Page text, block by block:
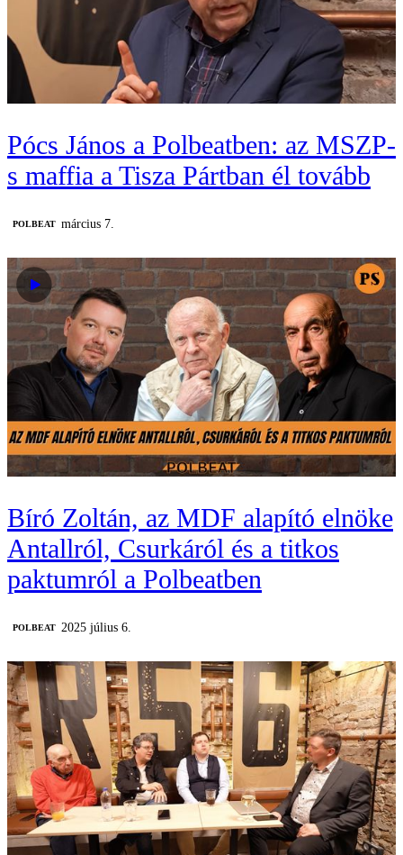
Pócs János a Polbeatben: az MSZP-
s maffia a Tisza Pártban él tovább
‎POLBEAT március 7.
Bíró Zoltán, az MDF alapító elnöke
Antallról, Csurkáról és a titkos
paktumról a Polbeatben
‎POLBEAT 2025 július 6.